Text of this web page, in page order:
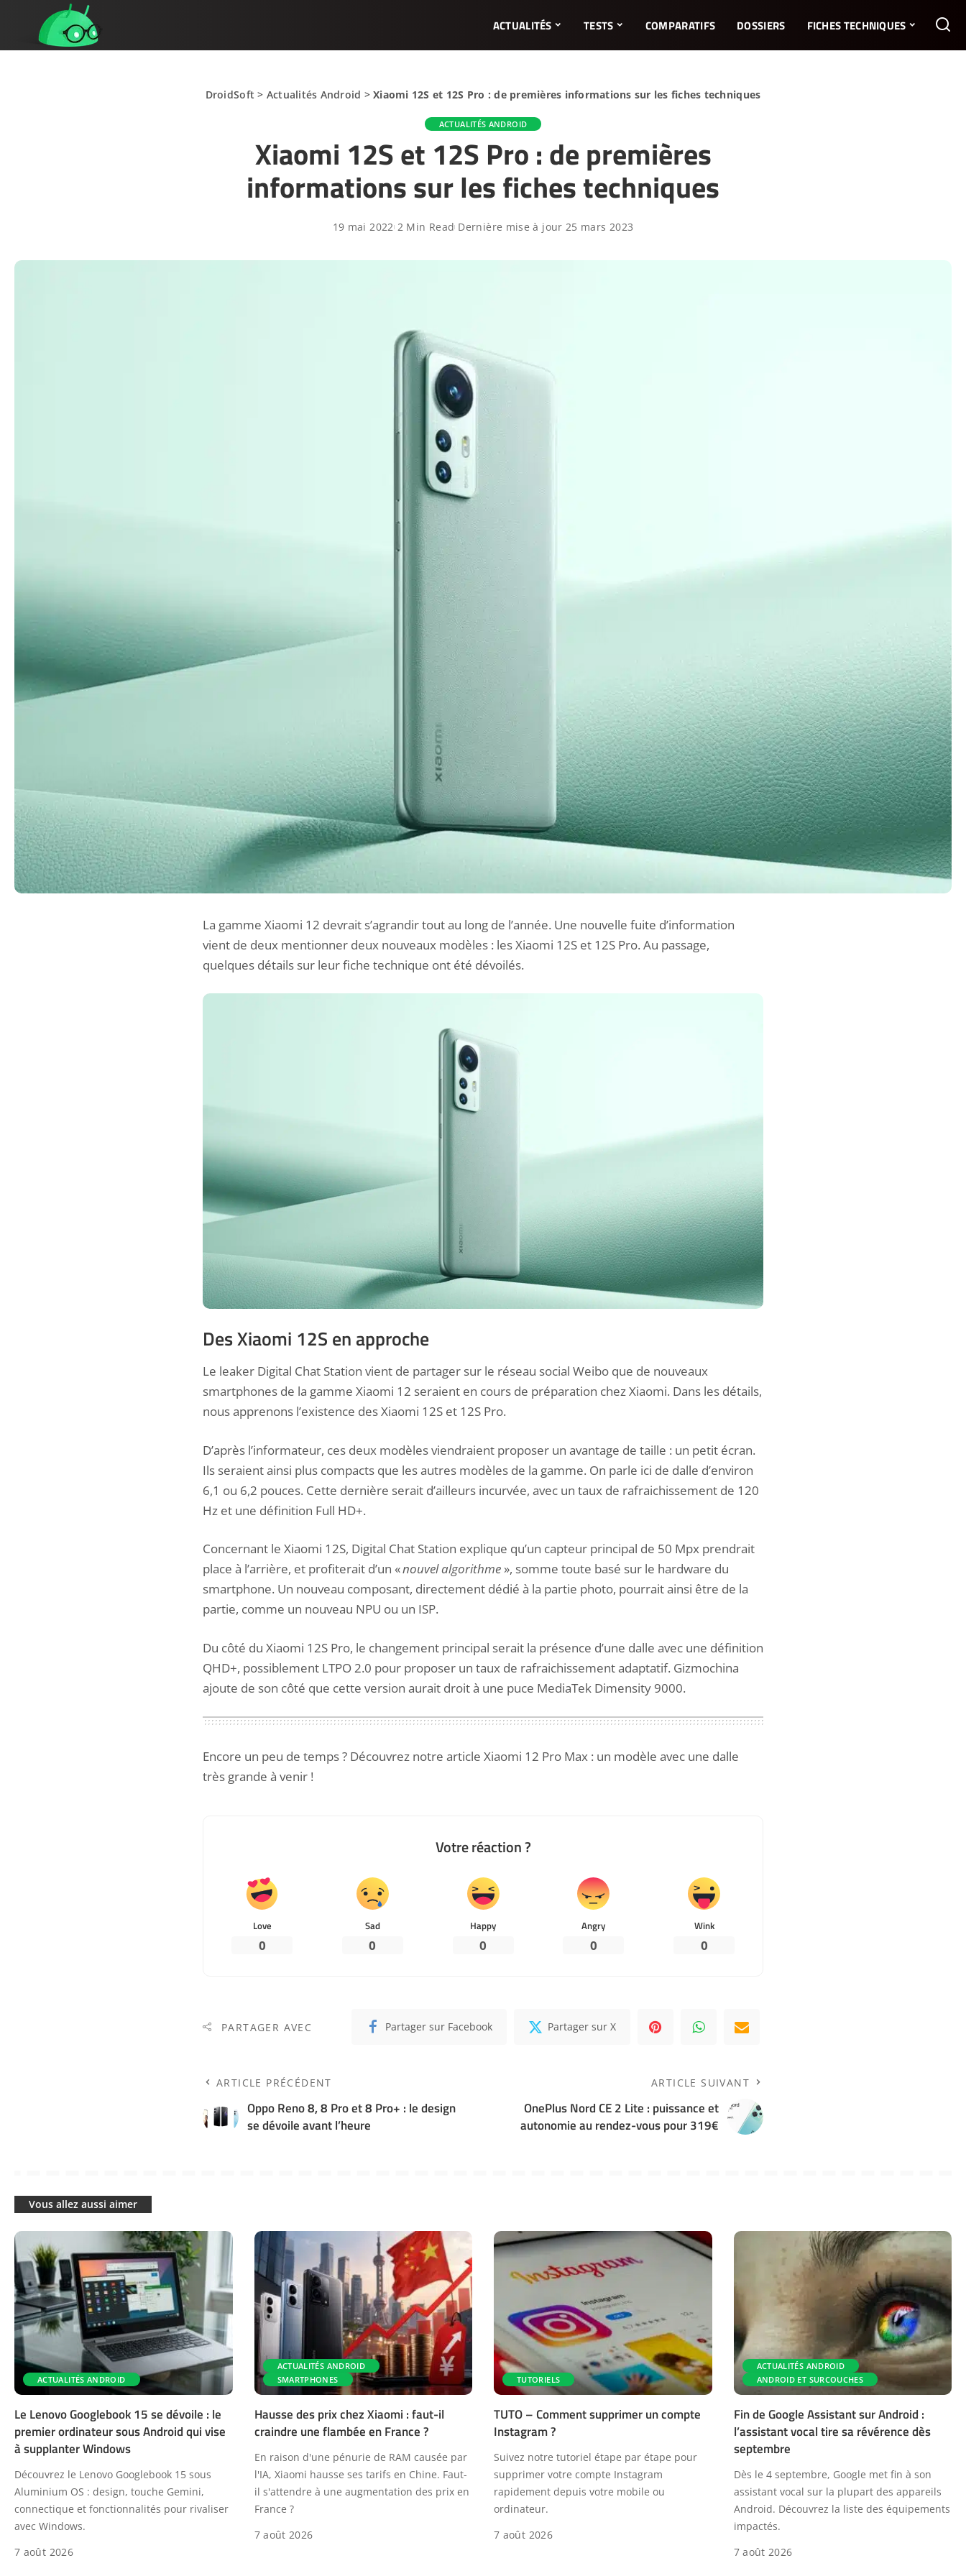
ACTUALITÉS TESTS COMPARATIFS DOSSIERS FICHES TECHNIQUES
DroidSoft > Actualités Android >Xiaomi 12S et 12S Pro : de premières informations sur les fiches techniques
ACTUALITÉS ANDROID
Xiaomi 12S et 12S Pro : de premières
informations sur les fiches techniques
19 mai 2022 2 Min Read Dernière mise à jour 25 mars 2023
La gamme Xiaomi 12 devrait s’agrandir tout au long de l’année. Une nouvelle fuite d’information
vient de deux mentionner deux nouveaux modèles : les Xiaomi 12S et 12S Pro. Au passage,
quelques détails sur leur fiche technique ont été dévoilés.
Des Xiaomi 12S en approche
Le leaker Digital Chat Station vient de partager sur le réseau social Weibo que de nouveaux
smartphones de la gamme Xiaomi 12 seraient en cours de préparation chez Xiaomi. Dans les détails,
nous apprenons l’existence des Xiaomi 12S et 12S Pro.
D’après l’informateur, ces deux modèles viendraient proposer un avantage de taille : un petit écran.
Ils seraient ainsi plus compacts que les autres modèles de la gamme. On parle ici de dalle d’environ
6,1 ou 6,2 pouces. Cette dernière serait d’ailleurs incurvée, avec un taux de rafraichissement de 120
Hz et une définition Full HD+.
Concernant le Xiaomi 12S, Digital Chat Station explique qu’un capteur principal de 50 Mpx prendrait
place à l’arrière, et profiterait d’un «nouvel algorithme », somme toute basé sur le hardware du
smartphone. Un nouveau composant, directement dédié à la partie photo, pourrait ainsi être de la
partie, comme un nouveau NPU ou un ISP.
Du côté du Xiaomi 12S Pro, le changement principal serait la présence d’une dalle avec une définition
QHD+, possiblement LTPO 2.0 pour proposer un taux de rafraichissement adaptatif. Gizmochina
ajoute de son côté que cette version aurait droit à une puce MediaTek Dimensity 9000.
Encore un peu de temps ? Découvrez notre article Xiaomi 12 Pro Max : un modèle avec une dalle
très grande à venir !
Votre réaction ?
Love
0
Sad
0
Happy
0
Angry
0
Wink
0
PARTAGER AVEC Partager sur Facebook Partager sur X
ARTICLE PRÉCÉDENT
Oppo Reno 8, 8 Pro et 8 Pro+ : le design
se dévoile avant l’heure
ARTICLE SUIVANT
OnePlus Nord CE 2 Lite : puissance et
autonomie au rendez-vous pour 319€
Vous allez aussi aimer
ACTUALITÉS ANDROID
Le Lenovo Googlebook 15 se dévoile : le
premier ordinateur sous Android qui vise
à supplanter Windows
Découvrez le Lenovo Googlebook 15 sous
Aluminium OS : design, touche Gemini,
connectique et fonctionnalités pour rivaliser
avec Windows.
7 août 2026
ACTUALITÉS ANDROID
SMARTPHONES
Hausse des prix chez Xiaomi : faut-il
craindre une flambée en France ?
En raison d'une pénurie de RAM causée par
l'IA, Xiaomi hausse ses tarifs en Chine. Faut-
il s'attendre à une augmentation des prix en
France ?
7 août 2026
TUTORIELS
TUTO – Comment supprimer un compte
Instagram ?
Suivez notre tutoriel étape par étape pour
supprimer votre compte Instagram
rapidement depuis votre mobile ou
ordinateur.
7 août 2026
ACTUALITÉS ANDROID
ANDROID ET SURCOUCHES
Fin de Google Assistant sur Android :
l’assistant vocal tire sa révérence dès
septembre
Dès le 4 septembre, Google met fin à son
assistant vocal sur la plupart des appareils
Android. Découvrez la liste des équipements
impactés.
7 août 2026